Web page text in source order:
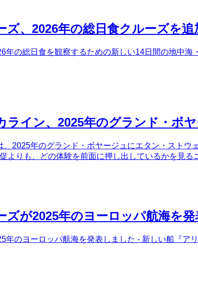
ズ、2026年の総日食クルーズを追
年の総日食を観察するための新しい14日間の地中
ライン、2025年のグランド・ボ
、2025年のグランド・ボヤージュにエタン・スト
よりも、どの体験を前面に押し出しているかを見る
ズが2025年のヨーロッパ航海を発
年のヨーロッパ航海を発表しました - 新しい船『ア